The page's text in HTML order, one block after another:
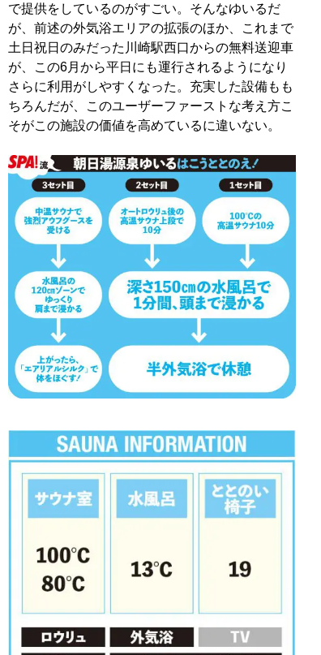
で提供をしているのがすごい。そんなゆいるだ
が、前述の外気浴エリアの拡張のほか、これまで
土日祝日のみだった川崎駅西口からの無料送迎車
が、この6月から平日にも運行されるようになり
さらに利用がしやすくなった。充実した設備もも
ちろんだが、このユーザーファーストな考え方こ
そがこの施設の価値を高めているに違いない。